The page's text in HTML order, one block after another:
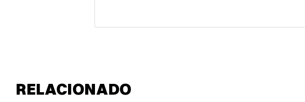
RELACIONADO